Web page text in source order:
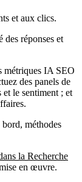
et aux clics.
réponses et
métriques IA SEO
des panels de
et le sentiment ; et
méthodes
la Recherche
en œuvre.